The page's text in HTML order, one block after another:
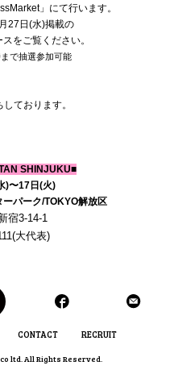
」にて行います。
27日(水)掲載の
をご覧ください。
で抽選参加可能
ております。
SHINJUKU■
)〜17日(火)
パーク/TOKYO解放区
宿3-14-1
大代表)
CONTACT RECRUIT
ltd. All Rights Reserved.